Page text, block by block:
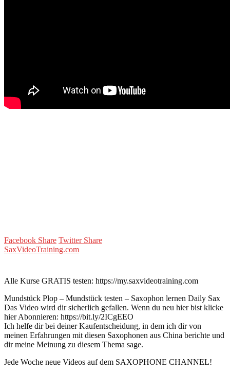
Facebook Share Twitter Share
SaxVideoTraining.com
Alle Kurse GRATIS testen: https://my.saxvideotraining.com
Mundstück Plop – Mundstück testen – Saxophon lernen Daily Sax
Das Video wird dir sicherlich gefallen. Wenn du neu hier bist klicke
hier Abonnieren: https://bit.ly/2ICgEEO
Ich helfe dir bei deiner Kaufentscheidung, in dem ich dir von
meinen Erfahrungen mit diesen Saxophonen aus China berichte und
dir meine Meinung zu diesem Thema sage.
Jede Woche neue Videos auf dem SAXOPHONE CHANNEL!